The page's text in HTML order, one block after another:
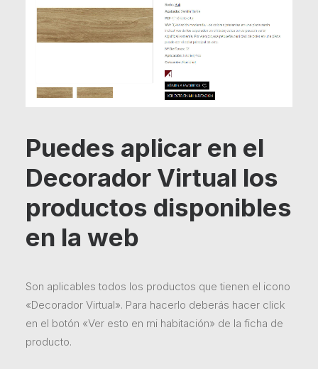
Puedes aplicar en el
Decorador Virtual los
productos disponibles
en la web
Son aplicables todos los productos que tienen el icono
«Decorador Virtual». Para hacerlo deberás hacer click
en el botón «Ver esto en mi habitación» de la ficha de
producto.